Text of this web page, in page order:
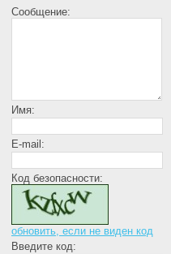
Сообщение:
Имя:
E-mail:
Код безопасности:
обновить, если не виден код
Введите код: